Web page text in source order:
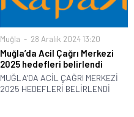
Muğla 28 Aralık 2024 13:20
Muğla’da Acil Çağrı Merkezi
2025 hedefleri belirlendi
MUĞLA’DA ACİL ÇAĞRI MERKEZİ
2025 HEDEFLERİ BELİRLENDİ